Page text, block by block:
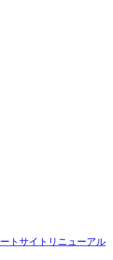
トサイトリニューアル